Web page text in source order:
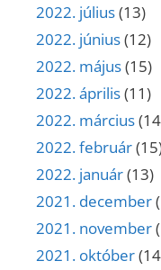
2022. július(13)
2022. június(12)
2022. május(15)
2022. április(11)
2022. március
2022. február
2022. január(13)
2021. december
2021. november
2021. október